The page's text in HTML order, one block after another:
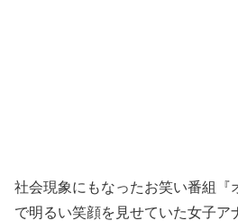
社会現象にもなったお笑い番組『
で明るい笑顔を見せていた女子ア